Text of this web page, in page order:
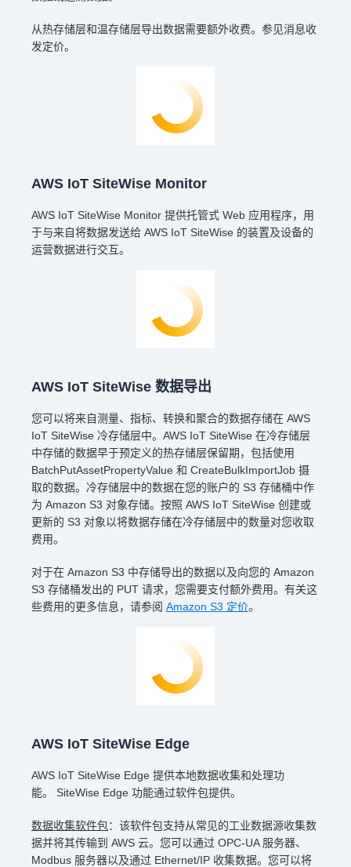
从热存储层和温存储层导出数据需要额外收费。参见消息收
发定价。
AWS IoT SiteWise Monitor
AWS IoT SiteWise Monitor 提供托管式 Web 应用程序，用
于与来自将数据发送给 AWS IoT SiteWise 的装置及设备的
运营数据进行交互。
AWS IoT SiteWise 数据导出
您可以将来自测量、指标、转换和聚合的数据存储在 AWS
IoT SiteWise 冷存储层中。AWS IoT SiteWise 在冷存储层
中存储的数据早于预定义的热存储层保留期，包括使用
BatchPutAssetPropertyValue 和 CreateBulkImportJob 摄
取的数据。冷存储层中的数据在您的账户的 S3 存储桶中作
为 Amazon S3 对象存储。按照 AWS IoT SiteWise 创建或
更新的 S3 对象以将数据存储在冷存储层中的数量对您收取
费用。
对于在 Amazon S3 中存储导出的数据以及向您的 Amazon
S3 存储桶发出的 PUT 请求，您需要支付额外费用。有关这
些费用的更多信息，请参阅 Amazon S3 定价。
AWS IoT SiteWise Edge
AWS IoT SiteWise Edge 提供本地数据收集和处理功
能。 SiteWise Edge 功能通过软件包提供。
数据收集软件包：该软件包支持从常见的工业数据源收集数
据并将其传输到 AWS 云。您可以通过 OPC-UA 服务器、
Modbus 服务器以及通过 Ethernet/IP 收集数据。您可以将